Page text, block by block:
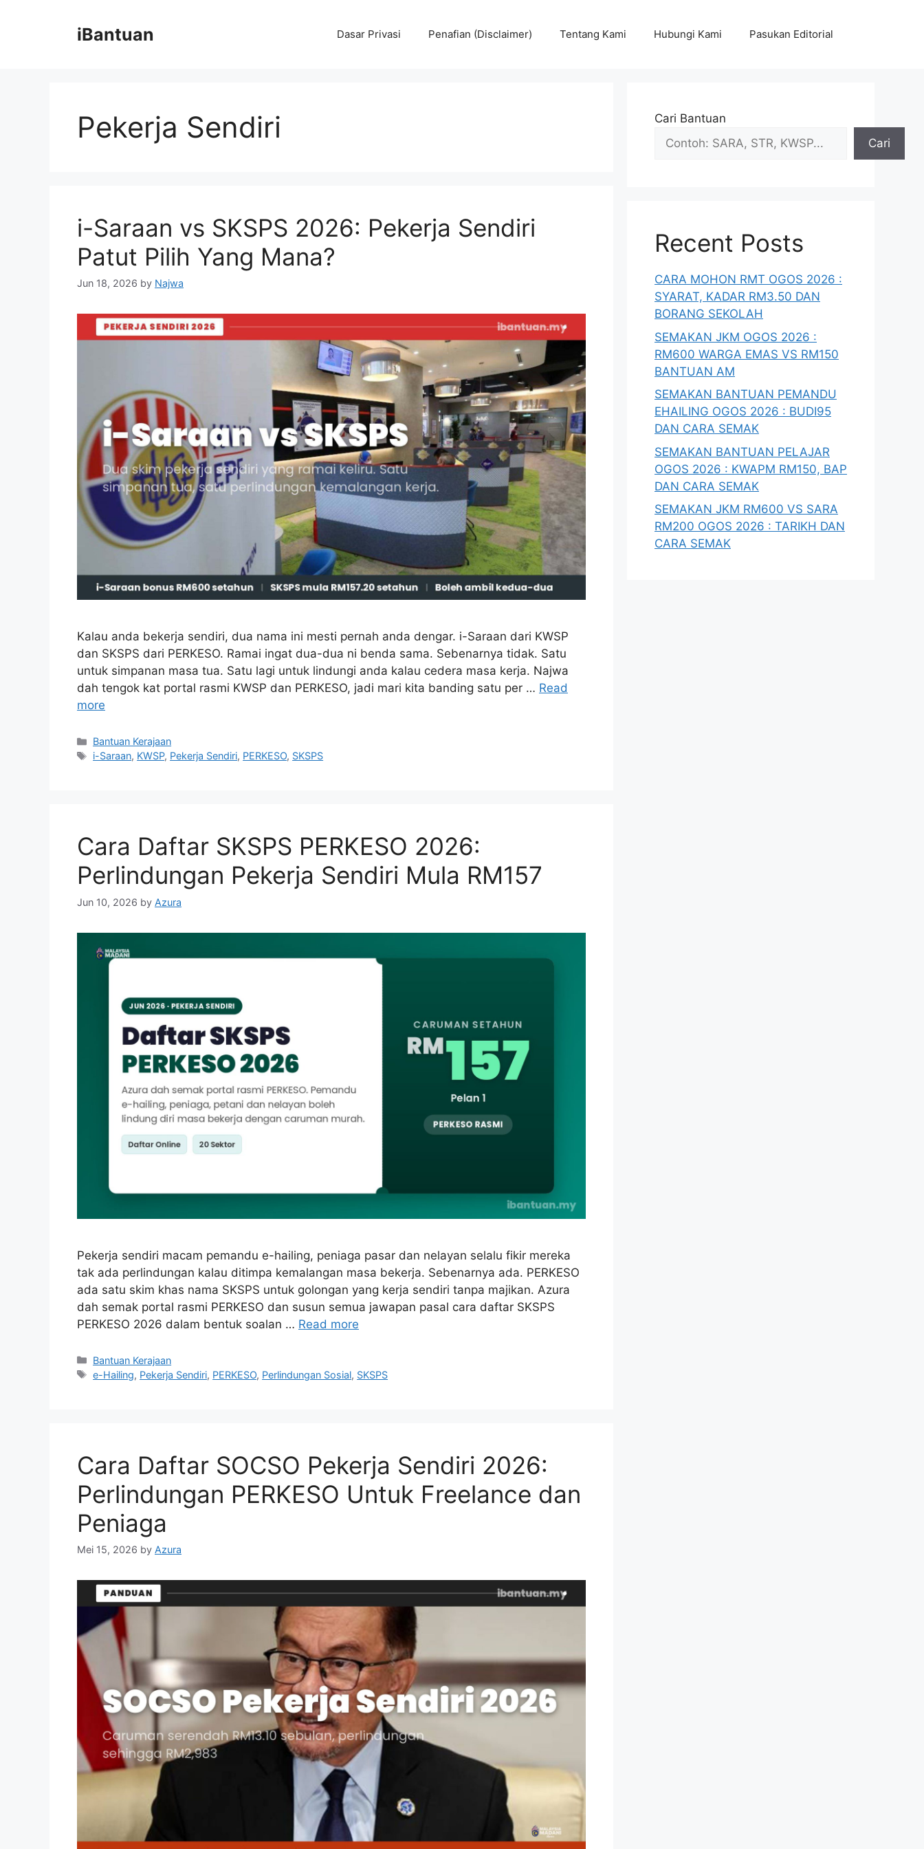
iBantuan Dasar Privasi Penafian (Disclaimer) Tentang Kami Hubungi Kami Pasukan Editorial
Pekerja Sendiri
i-Saraan vs SKSPS 2026: Pekerja Sendiri
Patut Pilih Yang Mana?
Jun 18, 2026 by Najwa
Kalau anda bekerja sendiri, dua nama ini mesti pernah anda dengar. i-Saraan dari KWSP
dan SKSPS dari PERKESO. Ramai ingat dua-dua ni benda sama. Sebenarnya tidak. Satu
untuk simpanan masa tua. Satu lagi untuk lindungi anda kalau cedera masa kerja. Najwa
dah tengok kat portal rasmi KWSP dan PERKESO, jadi mari kita banding satu per … Read
more
Categories
Bantuan Kerajaan
Tags
i-Saraan, KWSP, Pekerja Sendiri, PERKESO, SKSPS
Cara Daftar SKSPS PERKESO 2026:
Perlindungan Pekerja Sendiri Mula RM157
Jun 10, 2026 by Azura
Pekerja sendiri macam pemandu e-hailing, peniaga pasar dan nelayan selalu fikir mereka
tak ada perlindungan kalau ditimpa kemalangan masa bekerja. Sebenarnya ada. PERKESO
ada satu skim khas nama SKSPS untuk golongan yang kerja sendiri tanpa majikan. Azura
dah semak portal rasmi PERKESO dan susun semua jawapan pasal cara daftar SKSPS
PERKESO 2026 dalam bentuk soalan … Read more
Categories
Bantuan Kerajaan
Tags
e-Hailing, Pekerja Sendiri, PERKESO, Perlindungan Sosial, SKSPS
Cara Daftar SOCSO Pekerja Sendiri 2026:
Perlindungan PERKESO Untuk Freelance dan
Peniaga
Mei 15, 2026 by Azura
Cari Bantuan
Cari
Recent Posts
CARA MOHON RMT OGOS 2026 :
SYARAT, KADAR RM3.50 DAN
BORANG SEKOLAH
SEMAKAN JKM OGOS 2026 :
RM600 WARGA EMAS VS RM150
BANTUAN AM
SEMAKAN BANTUAN PEMANDU
EHAILING OGOS 2026 : BUDI95
DAN CARA SEMAK
SEMAKAN BANTUAN PELAJAR
OGOS 2026 : KWAPM RM150, BAP
DAN CARA SEMAK
SEMAKAN JKM RM600 VS SARA
RM200 OGOS 2026 : TARIKH DAN
CARA SEMAK